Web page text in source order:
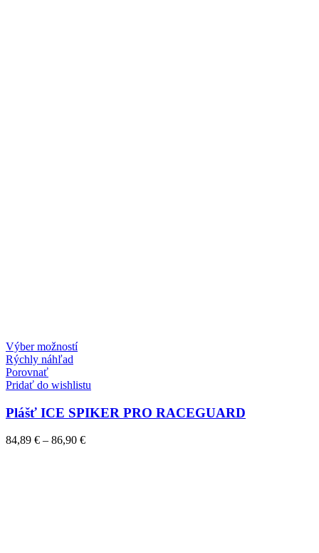
Výber možností
Rýchly náhľad
Porovnať
Pridať do wishlistu
Plášť ICE SPIKER PRO RACEGUARD
84,89 € – 86,90 €